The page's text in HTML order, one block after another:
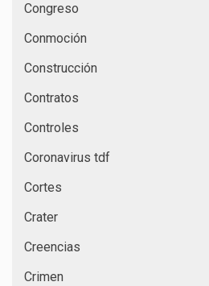
Congreso
Conmoción
Construcción
Contratos
Controles
Coronavirus tdf
Cortes
Crater
Creencias
Crimen